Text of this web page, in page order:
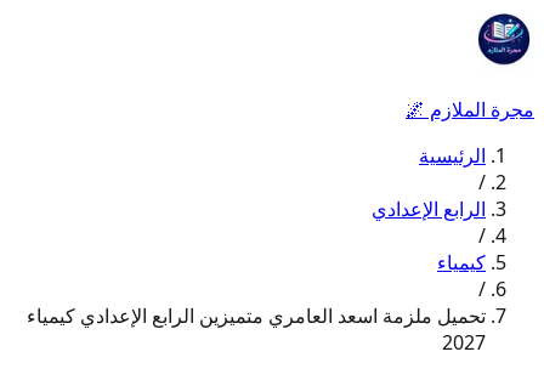
مجرة الملازم 🌌
الرئيسية
/
الرابع الإعدادي
/
كيمياء
/
تحميل ملزمة اسعد العامري متميزين الرابع الإعدادي كيمياء
2027